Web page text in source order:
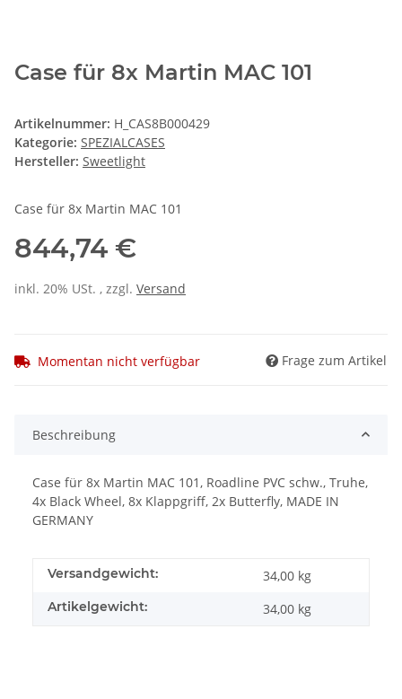
Case für 8x Martin MAC 101
Artikelnummer: H_CAS8B000429
Kategorie: SPEZIALCASES
Hersteller: Sweetlight
Case für 8x Martin MAC 101
844,74 €
inkl. 20% USt. , zzgl. Versand
Momentan nicht verfügbar Frage zum Artikel
Beschreibung
Case für 8x Martin MAC 101, Roadline PVC schw., Truhe,
4x Black Wheel, 8x Klappgriff, 2x Butterfly, MADE IN
GERMANY
Versandgewicht: 34,00 kg
Artikelgewicht: 34,00 kg